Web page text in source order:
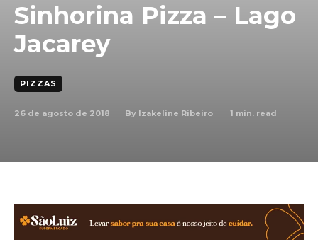
Sinhorina Pizza – Lago
Jacarey
PIZZAS
26 de agosto de 2018 By Izakeline Ribeiro 1 min. read